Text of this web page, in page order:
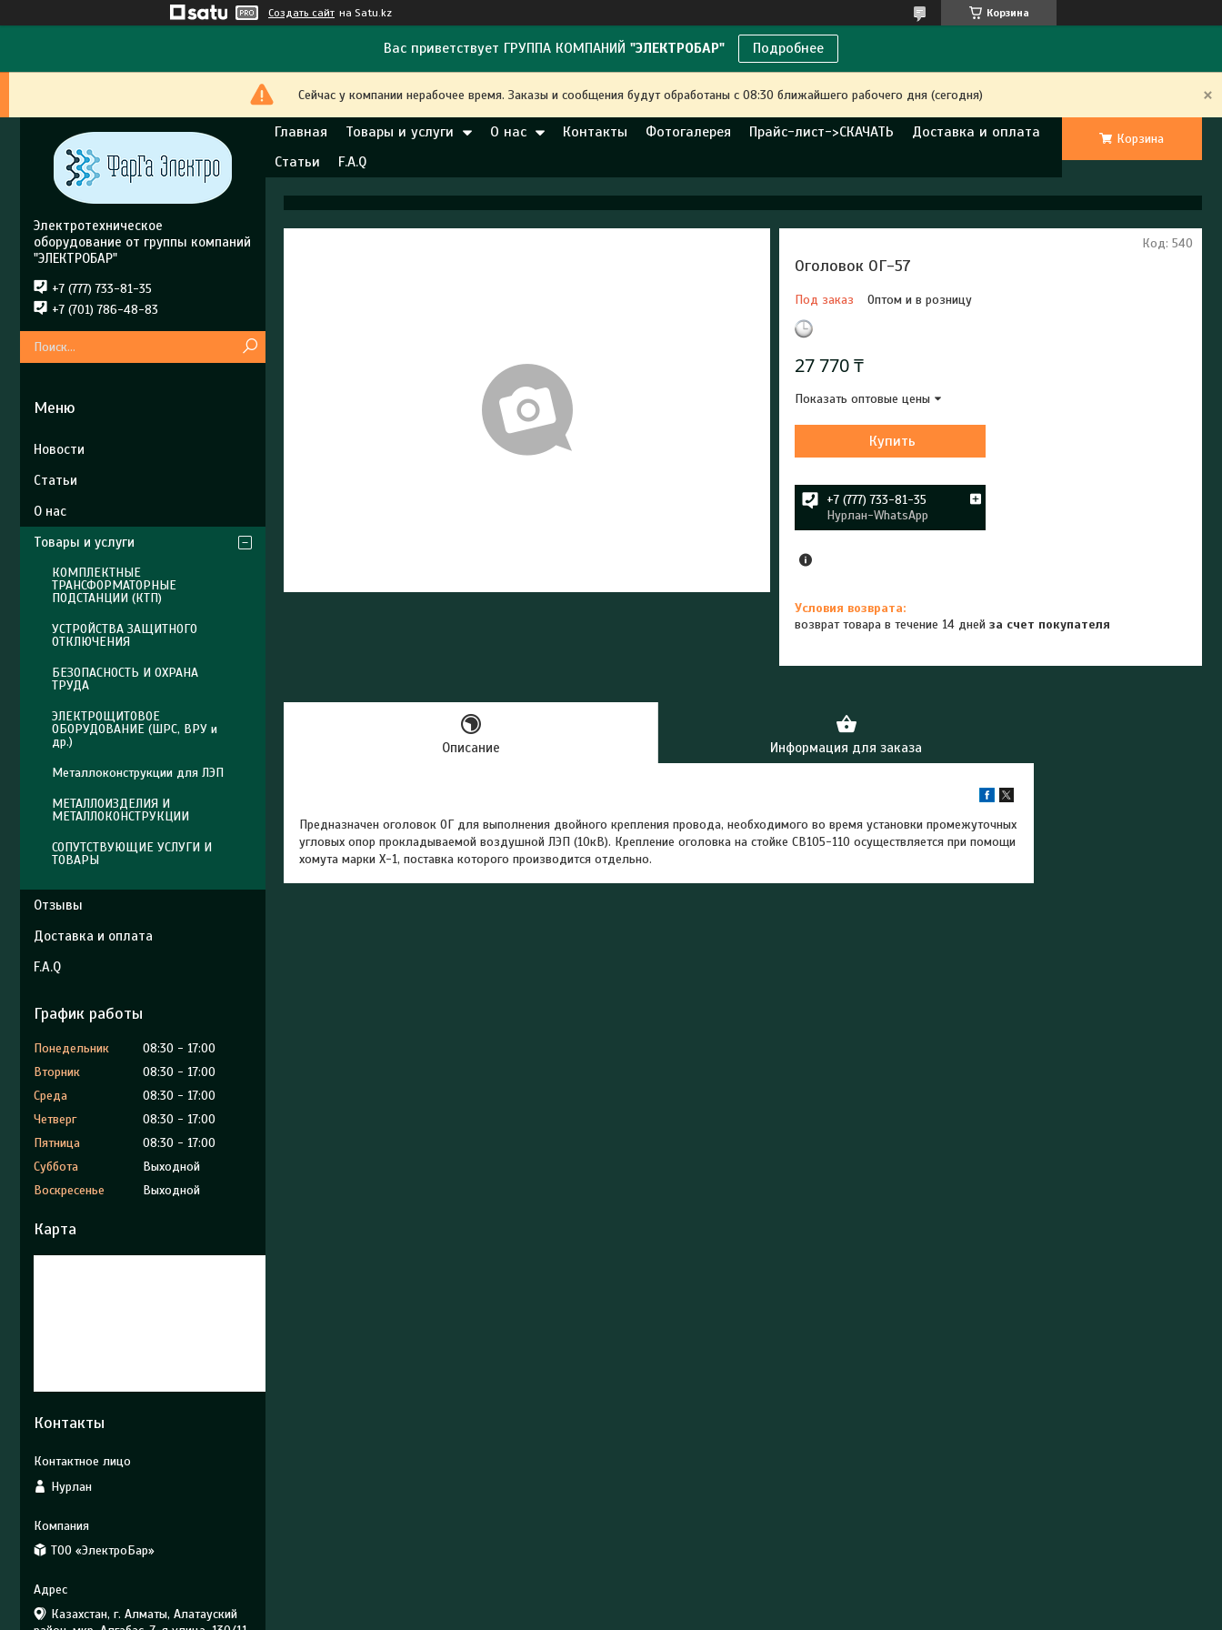
Создать сайт на Satu.kz Корзина
Вас приветствует ГРУППА КОМПАНИЙ "ЭЛЕКТРОБАР" Подробнее
Сейчас у компании нерабочее время. Заказы и сообщения будут обработаны с 08:30 ближайшего рабочего дня (сегодня)
Главная Товары и услуги О нас Контакты Фотогалерея Прайс-лист->СКАЧАТЬ
Доставка и оплата
Статьи
F.A.Q
Корзина
Оголовок ОГ-57
Под заказ Оптом и в розницу
Код: 540
27 770 ₸
Показать оптовые цены
Купить
+7 (777) 733-81-35
Нурлан-WhatsApp
возврат товара в течение 14 днейза счет покупателя
Описание Информация для заказа
Предназначен оголовок ОГ для выполнения двойного крепления провода, необходимого во время установки промежуточных
угловых опор прокладываемой воздушной ЛЭП (10кВ). Крепление оголовка на стойке СВ105-110 осуществляется при помощи
хомута марки Х-1, поставка которого производится отдельно.
Электротехническое
оборудование от группы компаний
"ЭЛЕКТРОБАР"
+7 (777) 733-81-35
+7 (701) 786-48-83
Новости
Статьи
О нас
Товары и услуги
КОМПЛЕКТНЫЕ
ТРАНСФОРМАТОРНЫЕ
ПОДСТАНЦИИ (КТП)
УСТРОЙСТВА ЗАЩИТНОГО
ОТКЛЮЧЕНИЯ
БЕЗОПАСНОСТЬ И ОХРАНА
ТРУДА
ЭЛЕКТРОЩИТОВОЕ
ОБОРУДОВАНИЕ (ШРС, ВРУ и
др.)
Металлоконструкции для ЛЭП
МЕТАЛЛОИЗДЕЛИЯ И
МЕТАЛЛОКОНСТРУКЦИИ
СОПУТСТВУЮЩИЕ УСЛУГИ И
ТОВАРЫ
Отзывы
Доставка и оплата
F.A.Q
График работы
Понедельник 08:30
17:00
Вторник
08:30
17:00
Среда
08:30
17:00
Четверг
08:30
17:00
Пятница
08:30
17:00
Суббота
Выходной
Воскресенье
Выходной
Карта
Контакты
Нурлан
ТОО «ЭлектроБар»
Казахстан, г. Алматы, Алатауский